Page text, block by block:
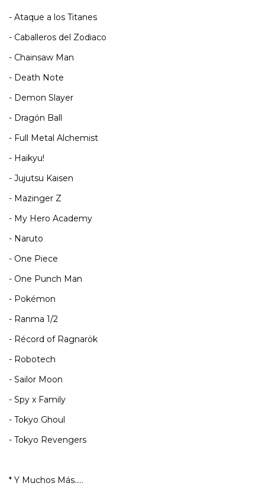
- Ataque a los Titanes
- Caballeros del Zodiaco
- Chainsaw Man
- Death Note
- Demon Slayer
- Dragón Ball
- Full Metal Alchemist
- Haikyu!
- Jujutsu Kaisen
- Mazinger Z
- My Hero Academy
- Naruto
- One Piece
- One Punch Man
- Pokémon
- Ranma 1/2
- Récord of Ragnarök
- Robotech
- Sailor Moon
- Spy x Family
- Tokyo Ghoul
- Tokyo Revengers
* Y Muchos Más.....